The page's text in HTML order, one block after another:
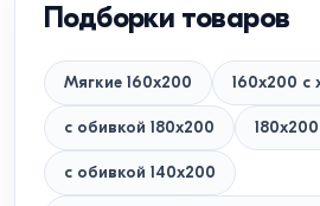
Подборки товаров
Мягкие 160x200 160x200
с обивкой 180x200
с обивкой 140x200